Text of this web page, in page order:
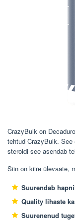
CrazyBulk on
tehtud CrazyBulk.
steroidi see asendab
Siin on kiire ülevaate,
Suurendab
Quality lihaste
Suurenenud